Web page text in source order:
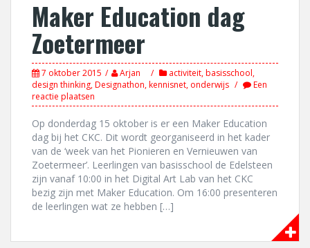
Maker Education dag
Zoetermeer
7 oktober 2015 Arjan activiteit,basisschool,
design thinking,Designathon,kennisnet, onderwijs
Een
reactie plaatsen
Op donderdag 15 oktober is er een Maker Education
dag bij het CKC. Dit wordt georganiseerd in het kader
van de ‘week van het Pionieren en Vernieuwen van
Zoetermeer’. Leerlingen van basisschool de Edelsteen
zijn vanaf 10:00 in het Digital Art Lab van het CKC
bezig zijn met Maker Education. Om 16:00 presenteren
de leerlingen wat ze hebben […]